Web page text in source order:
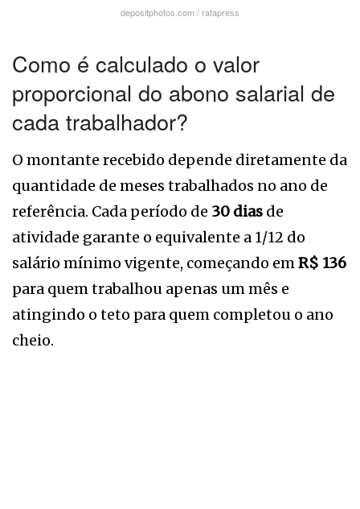
depositphotos.com / rafapress
Como é calculado o valor
proporcional do abono salarial de
cada trabalhador?
O montante recebido depende diretamente da
quantidade de meses trabalhados no ano de
referência. Cada período de 30 dias de
atividade garante o equivalente a 1/12 do
salário mínimo vigente, começando emR$ 136
para quem trabalhou apenas um mês e
atingindo o teto para quem completou o ano
cheio.